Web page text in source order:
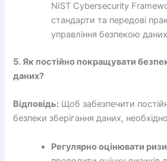
NIST Cybersecurity
стандарти та передові
управління безпекою
5. Як постійно покращувати
даних?
Відповідь: Щоб забезпечити
безпеки зберігання даних,
Регулярно оцінювати